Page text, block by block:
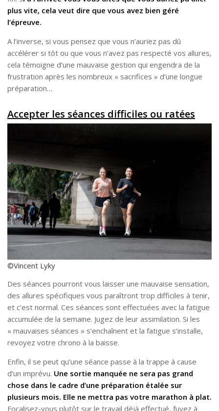
plus vite, cela veut dire que vous avez bien géré
l’épreuve.
A l’inverse, si vous pensez que vous n’auriez pas dû
accélérer si tôt ou que vous n’avez pas respecté vos allures,
cela témoigne d’une mauvaise gestion qui engendra de la
frustration après les nombreux « sacrifices » d’une longue
préparation…
Accepter les séances difficiles ou ratées
©Vincent Lyky
Des séances pourront vous laisser une mauvaise sensation,
des allures spécifiques vous paraîtront trop difficiles à tenir,
et c’est normal. Ces séances sont effectuées avec la fatigue
accumulée de la semaine. Jugez de leur assimilation. Si les
« mauvaises séances » s’enchaînent et la fatigue s’installe,
revoyez votre chrono à la baisse.
Enfin, il se peut qu’une séance passe à la trappe à cause
d’un imprévu. Une sortie manquée ne sera pas grand
chose dans le cadre d’une préparation étalée sur
plusieurs mois. Elle ne mettra pas votre marathon à plat.
Focalisez-vous plutôt sur le travail déjà effectué, fuyez à